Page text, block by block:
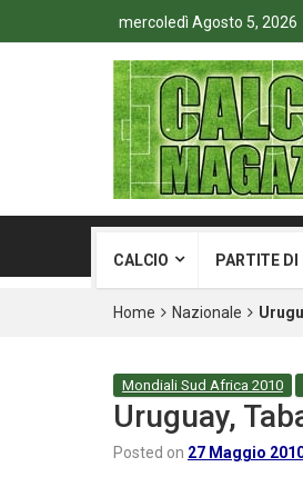
mercoledì Agosto 5, 2026
CALCIO PARTITE DI
Home Nazionale
Mondiali Sud Africa 2010
Uruguay,
Posted on 27 Maggio